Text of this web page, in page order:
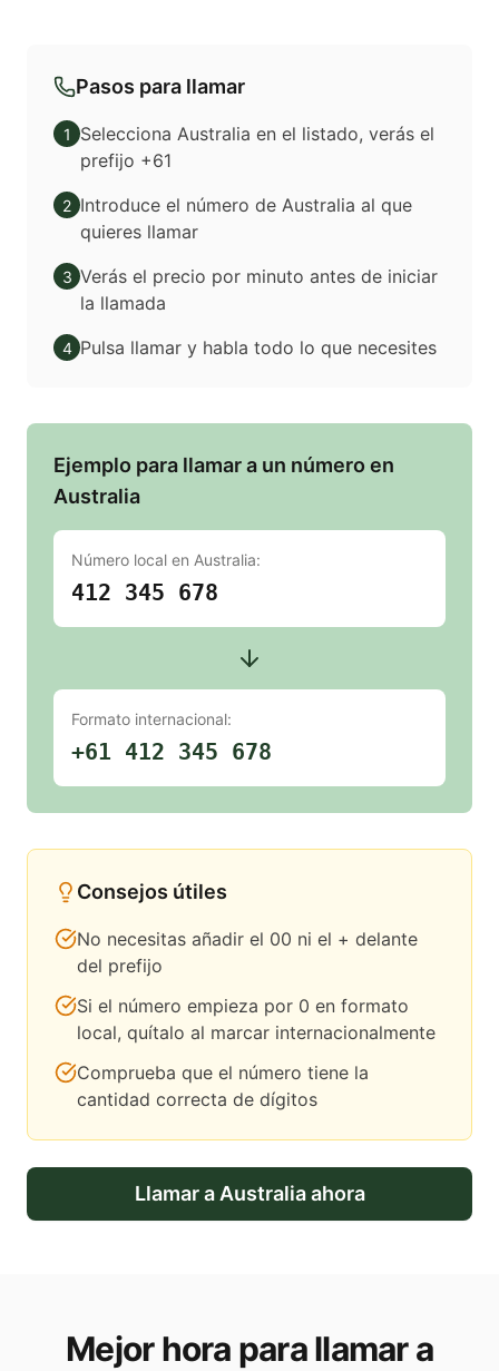
Pasos para llamar
1
Selecciona Australia en el listado, verás el
prefijo +61
2 Introduce el número de Australia al que
quieres llamar
3 Verás el precio por minuto antes de iniciar
la llamada
4 Pulsa llamar y habla todo lo que necesites
Ejemplo para llamar a un número en
Australia
Número local en Australia:
412 345 678
Formato internacional:
+61 412 345 678
Consejos útiles
No necesitas añadir el 00 ni el + delante
del prefijo
Si el número empieza por 0 en formato
local, quítalo al marcar internacionalmente
Comprueba que el número tiene la
cantidad correcta de dígitos
Llamar a Australiaahora
Mejor hora para llamar a